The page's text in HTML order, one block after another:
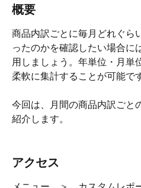
概要
商品内訳ごとに毎月どれぐら
ったのかを確認したい場合には
用しましょう。年単位・月単
柔軟に集計することが可能です
今回は、月間の商品内訳ごと
紹介します。
アクセス